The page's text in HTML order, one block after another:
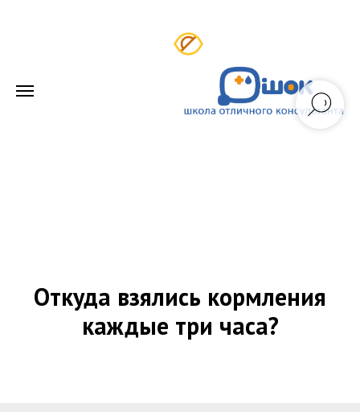
Откуда взялись кормления
каждые три часа?